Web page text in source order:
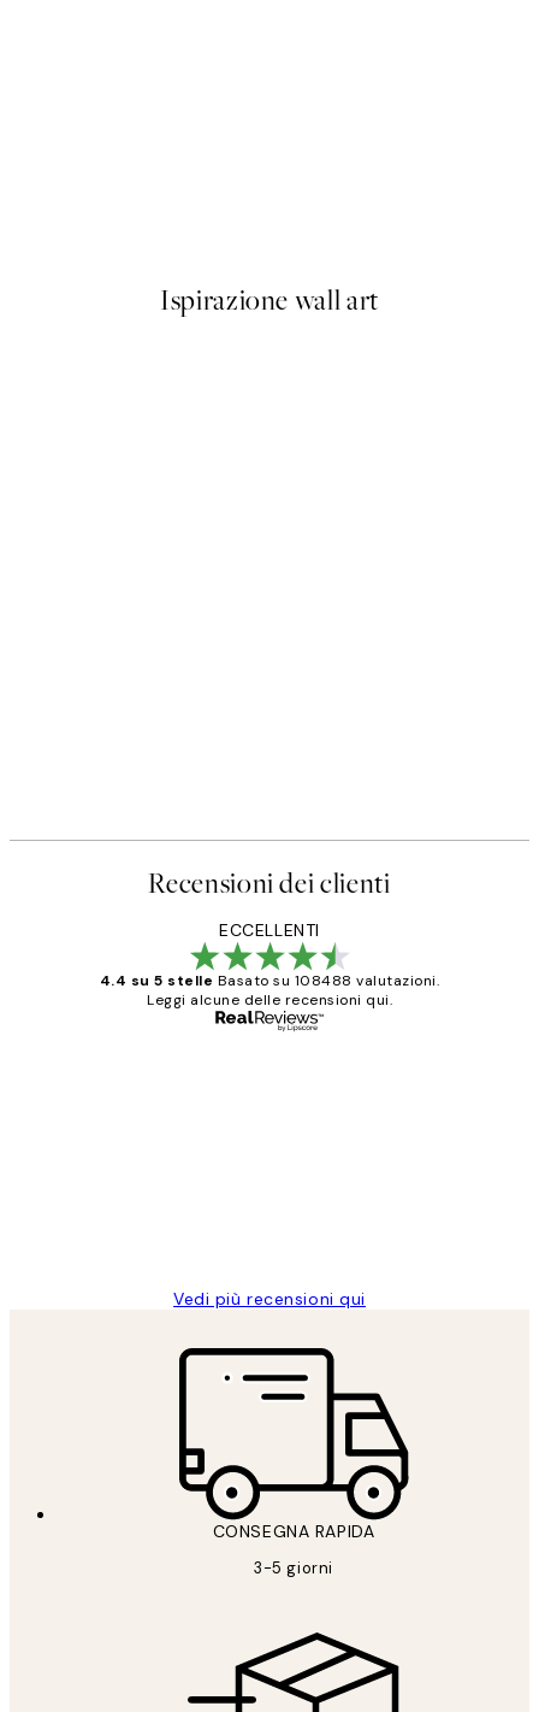
Ispirazione wall art
Recensioni dei clienti
ECCELLENTI
4.4 su 5 stelle Basato su 108488 valutazioni.
Leggi alcune delle recensioni qui.
Vedi più recensioni qui
CONSEGNA RAPIDA
3-5 giorni